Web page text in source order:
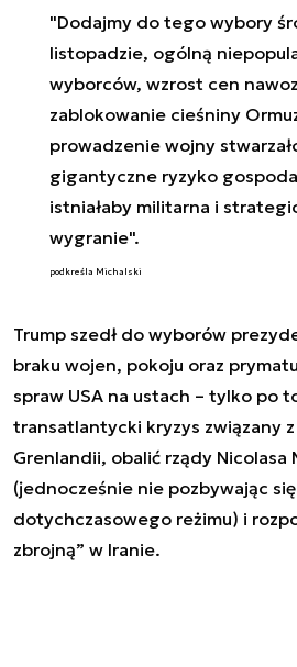
"Dodajmy do tego wybory
listopadzie, ogólną
wyborców, wzrost cen
zablokowanie cieśniny
prowadzenie wojny
gigantyczne ryzyko
istniałaby militarna i
wygranie".
podkreśla Michalski
Trump szedł do wyborów
braku wojen, pokoju oraz
spraw USA na ustach – tylko po
transatlantycki kryzys związany
Grenlandii, obalić rządy Nicolasa
(jednocześnie nie pozbywając
dotychczasowego reżimu) i
zbrojną” w Iranie.